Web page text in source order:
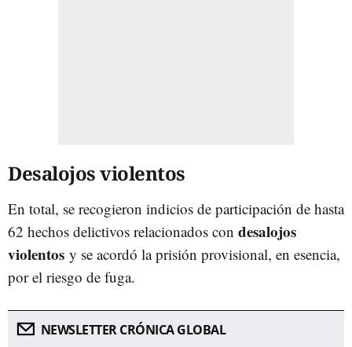
Desalojos violentos
En total, se recogieron indicios de participación de hasta
62 hechos delictivos relacionados con desalojos
violentos y se acordó la prisión provisional, en esencia,
por el riesgo de fuga.
NEWSLETTER CRÓNICA GLOBAL